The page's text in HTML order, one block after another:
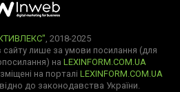
, 2018-2025
сайту лише за умови посилання (для
на LEXINFORM.COM.UA
на порталі LEXINFORM.COM.UA
до законодавства України.